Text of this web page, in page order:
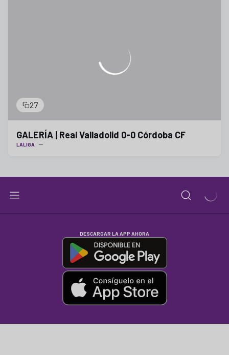
27
GALERÍA | Real Valladolid 0-0 Córdoba CF
LALIGA
DESCARGAR LA APP AHORA